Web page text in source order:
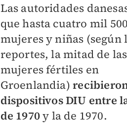
Las autoridades
que hasta cuatro mil 500
mujeres y niñas (según
reportes, la mitad de las
mujeres fértiles en
Groenlandia)
dispositivos DIU entre
de 1970y la de 1970.